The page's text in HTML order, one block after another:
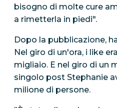
bisogno di molte cure
a rimetterla in piedi".
Dopo la pubblicazione,
Nel giro di un'ora, i like
migliaio. E nel giro di un
singolo post Stephanie
milione di persone.